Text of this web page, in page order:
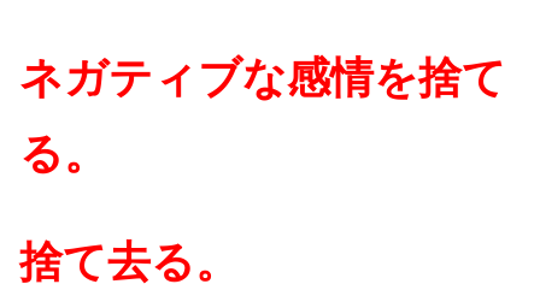
ネガティブな感情を捨て
る。
捨て去る。